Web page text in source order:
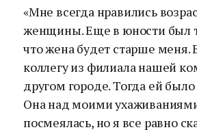
«Мне всегда нравились
женщины. Еще в юности был
что жена будет старше меня.
коллегу из филиала нашей
другом городе. Тогда ей
Она над моими
посмеялась, но я все равно